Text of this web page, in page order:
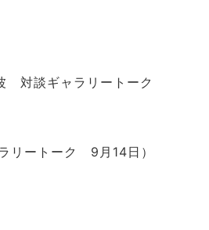
対談ギャラリートーク
ラリートーク 9月14日）